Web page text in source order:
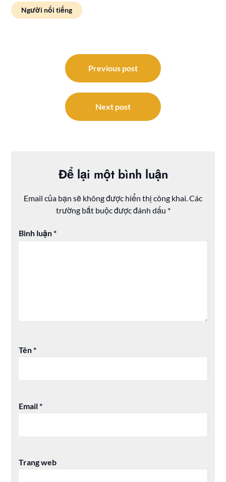
Người nổi tiếng
Previous post
Next post
Để lại một bình luận
Email của bạn sẽ không được hiển thị công khai.Các
trường bắt buộc được đánh dấu *
Bình luận*
Tên*
Email*
Trang web